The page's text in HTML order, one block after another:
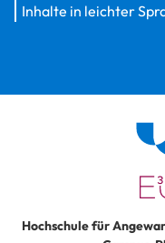
Inhalte in leichter
Hochschule für